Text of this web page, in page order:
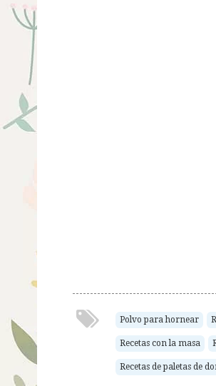
Polvo para hornear
Recetas con la masa
Recetas de paletas de